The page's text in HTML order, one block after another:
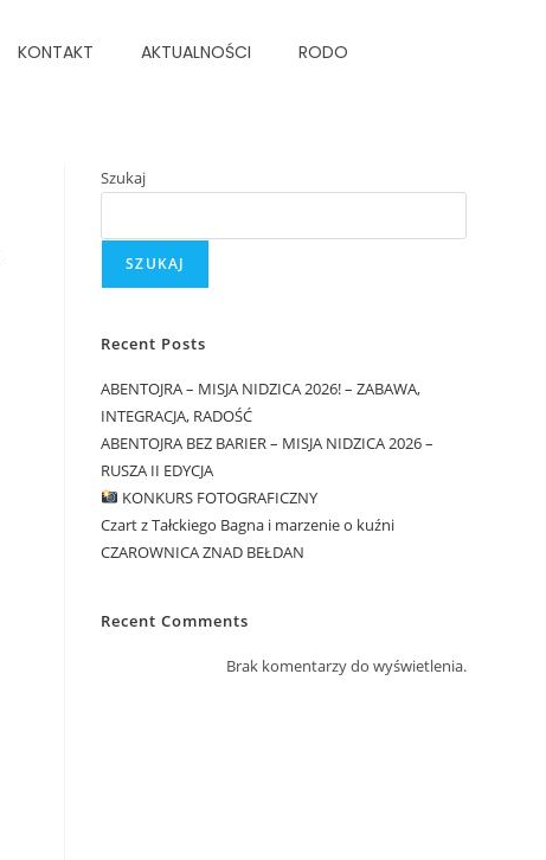
KONTAKT AKTUALNOŚCI RODO
Szukaj
SZUKAJ
Recent Posts
ABENTOJRA – MISJA NIDZICA 2026! – ZABAWA,
INTEGRACJA, RADOŚĆ
ABENTOJRA BEZ BARIER – MISJA NIDZICA 2026 –
RUSZA II EDYCJA
KONKURS FOTOGRAFICZNY
Czart z Tałckiego Bagna i marzenie o kuźni
CZAROWNICA ZNAD BEŁDAN
Recent Comments
Brak komentarzy do wyświetlenia.